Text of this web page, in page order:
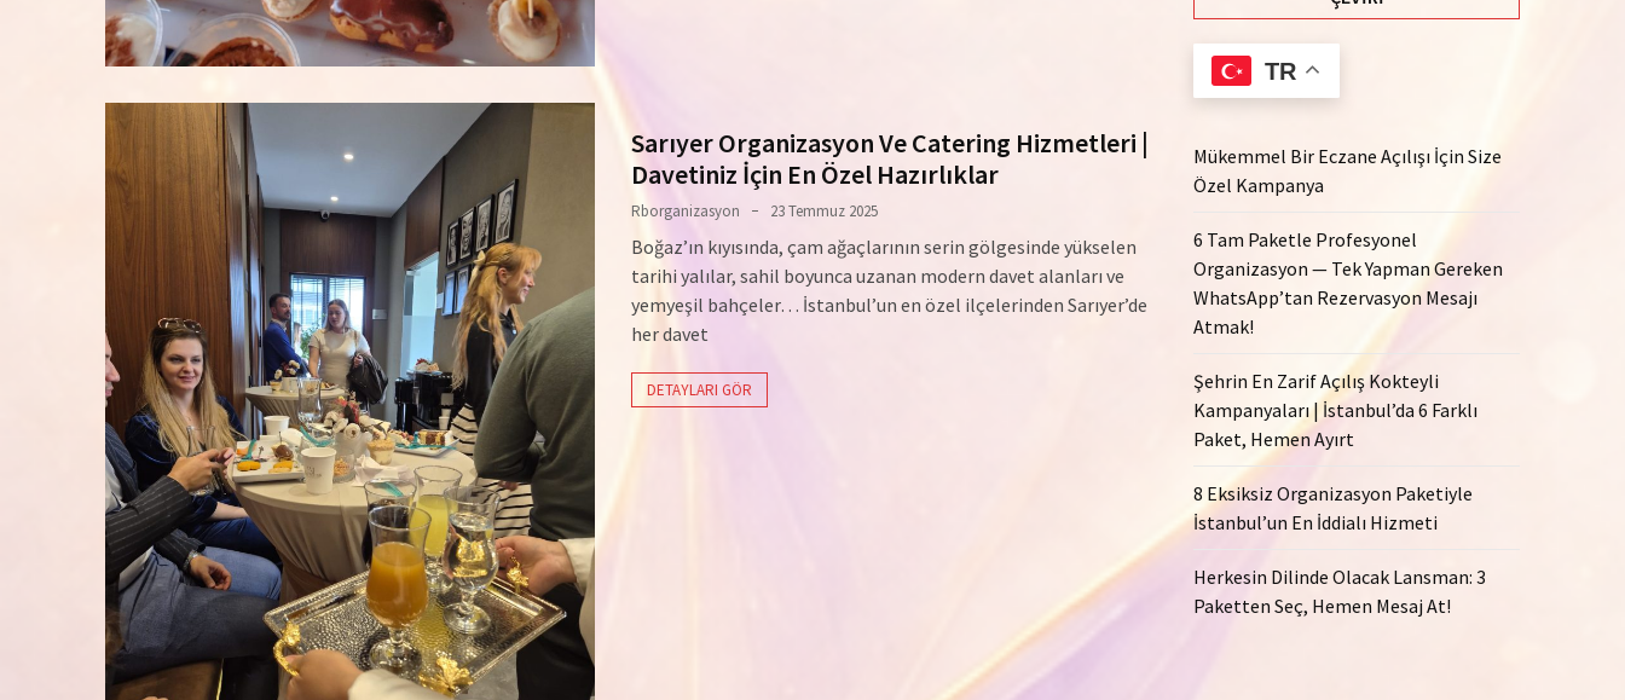
Sarıyer Organizasyon Ve Catering Hizmetleri |
Davetiniz İçin En Özel Hazırlıklar
Rborganizasyon 23 Temmuz 2025
Boğaz’ın kıyısında, çam ağaçlarının serin gölgesinde yükselen
tarihi yalılar, sahil boyunca uzanan modern davet alanları ve
yemyeşil bahçeler… İstanbul’un en özel ilçelerinden Sarıyer’de
her davet
DETAYLARI GÖR
TR
Mükemmel Bir Eczane Açılışı İçin Size
Özel Kampanya
6 Tam Paketle Profesyonel
Organizasyon — Tek Yapman Gereken
WhatsApp’tan Rezervasyon Mesajı
Atmak!
Şehrin En Zarif Açılış Kokteyli
Kampanyaları | İstanbul’da 6 Farklı
Paket, Hemen Ayırt
8 Eksiksiz Organizasyon Paketiyle
İstanbul’un En İddialı Hizmeti
Herkesin Dilinde Olacak Lansman: 3
Paketten Seç, Hemen Mesaj At!